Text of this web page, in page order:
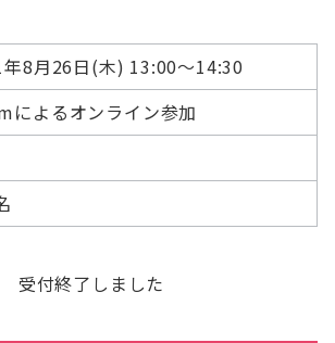
8月26日(木) 13:00～14:30
によるオンライン参加
受付終了しました